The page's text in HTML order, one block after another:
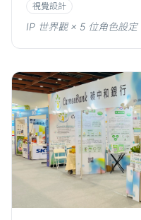
視覺設計
IP 世界觀 × 5 位角色設定